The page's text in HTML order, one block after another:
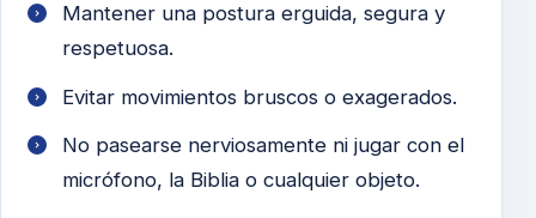
Mantener una postura erguida, segura y
respetuosa.
Evitar movimientos bruscos o exagerados.
No pasearse nerviosamente ni jugar con el
micrófono, la Biblia o cualquier objeto.